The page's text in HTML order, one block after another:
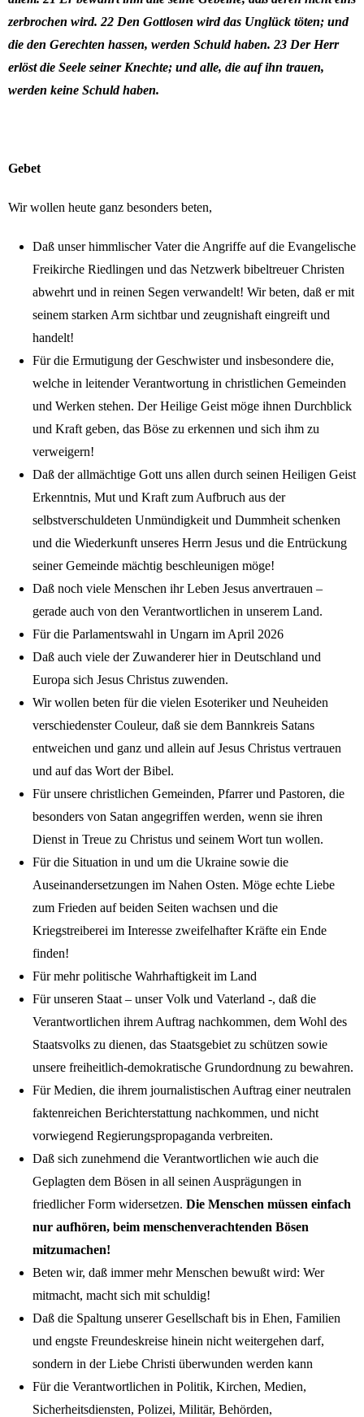
zerbrochen wird. 22 Den Gottlosen wird das Unglück töten; und
die den Gerechten hassen, werden Schuld haben. 23 Der Herr
erlöst die Seele seiner Knechte; und alle, die auf ihn trauen,
werden keine Schuld haben.
Gebet
Wir wollen heute ganz besonders beten,
Daß unser himmlischer Vater die Angriffe auf die Evangelische
Freikirche Riedlingen und das Netzwerk bibeltreuer Christen
abwehrt und in reinen Segen verwandelt! Wir beten, daß er mit
seinem starken Arm sichtbar und zeugnishaft eingreift und
handelt!
Für die Ermutigung der Geschwister und insbesondere die,
welche in leitender Verantwortung in christlichen Gemeinden
und Werken stehen. Der Heilige Geist möge ihnen Durchblick
und Kraft geben, das Böse zu erkennen und sich ihm zu
verweigern!
Daß der allmächtige Gott uns allen durch seinen Heiligen Geist
Erkenntnis, Mut und Kraft zum Aufbruch aus der
selbstverschuldeten Unmündigkeit und Dummheit schenken
und die Wiederkunft unseres Herrn Jesus und die Entrückung
seiner Gemeinde mächtig beschleunigen möge!
Daß noch viele Menschen ihr Leben Jesus anvertrauen –
gerade auch von den Verantwortlichen in unserem Land.
Für die Parlamentswahl in Ungarn im April 2026
Daß auch viele der Zuwanderer hier in Deutschland und
Europa sich Jesus Christus zuwenden.
Wir wollen beten für die vielen Esoteriker und Neuheiden
verschiedenster Couleur, daß sie dem Bannkreis Satans
entweichen und ganz und allein auf Jesus Christus vertrauen
und auf das Wort der Bibel.
Für unsere christlichen Gemeinden, Pfarrer und Pastoren, die
besonders von Satan angegriffen werden, wenn sie ihren
Dienst in Treue zu Christus und seinem Wort tun wollen.
Für die Situation in und um die Ukraine sowie die
Auseinandersetzungen im Nahen Osten. Möge echte Liebe
zum Frieden auf beiden Seiten wachsen und die
Kriegstreiberei im Interesse zweifelhafter Kräfte ein Ende
finden!
Für mehr politische Wahrhaftigkeit im Land
Für unseren Staat – unser Volk und Vaterland -, daß die
Verantwortlichen ihrem Auftrag nachkommen, dem Wohl des
Staatsvolks zu dienen, das Staatsgebiet zu schützen sowie
unsere freiheitlich-demokratische Grundordnung zu bewahren.
Für Medien, die ihrem journalistischen Auftrag einer neutralen
faktenreichen Berichterstattung nachkommen, und nicht
vorwiegend Regierungspropaganda verbreiten.
Daß sich zunehmend die Verantwortlichen wie auch die
Geplagten dem Bösen in all seinen Ausprägungen in
friedlicher Form widersetzen. Die Menschen müssen einfach
nur aufhören, beim menschenverachtenden Bösen
mitzumachen!
Beten wir, daß immer mehr Menschen bewußt wird: Wer
mitmacht, macht sich mit schuldig!
Daß die Spaltung unserer Gesellschaft bis in Ehen, Familien
und engste Freundeskreise hinein nicht weitergehen darf,
sondern in der Liebe Christi überwunden werden kann
Für die Verantwortlichen in Politik, Kirchen, Medien,
Sicherheitsdiensten, Polizei, Militär, Behörden,